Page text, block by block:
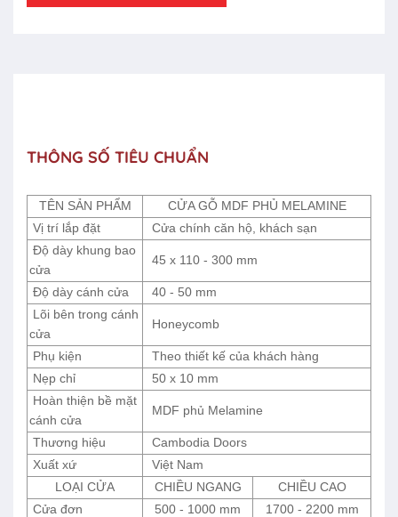
THÔNG SỐ TIÊU CHUẨN
TÊN SẢN PHẨM
CỬA GỖ MDF PHỦ MELAMINE
Vị trí lắp đặt
Cửa chính căn hộ, khách sạn
Độ dày khung bao
cửa
45 x 110 - 300 mm
Độ dày cánh cửa
40 - 50 mm
Lõi bên trong cánh
cửa
Honeycomb
Phụ kiện
Theo thiết kế của khách hàng
Nẹp chỉ
50 x 10 mm
Hoàn thiện bề mặt
cánh cửa
MDF phủ Melamine
Thương hiệu
Cambodia Doors
Xuất xứ
Việt Nam
LOẠI CỬA
CHIỀU NGANG
CHIỀU CAO
Cửa đơn
500 - 1000 mm
1700 - 2200 mm